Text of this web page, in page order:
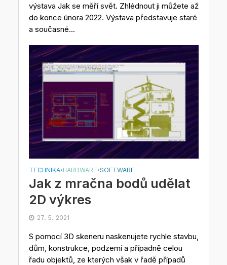
výstava Jak se měří svět. Zhlédnout ji můžete až
do konce února 2022. Výstava představuje staré
a současné...
TECHNIKA•HARDWARE•SOFTWARE
Jak z mračna bodů udělat
2D výkres
27. 5. 2021
S pomocí 3D skeneru naskenujete rychle stavbu,
dům, konstrukce, podzemí a případně celou
řadu objektů, ze kterých však v řadě případů